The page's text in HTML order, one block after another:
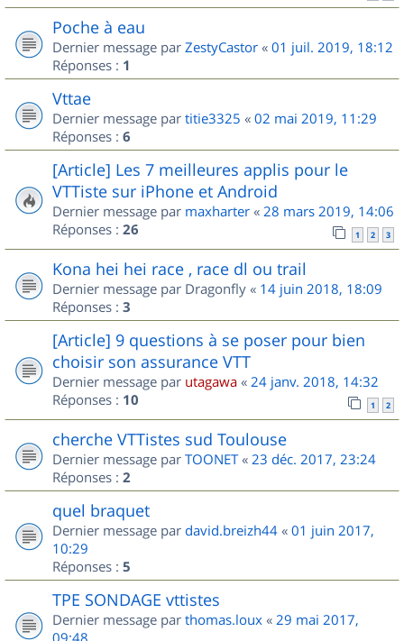
Poche à eau
Dernier message par ZestyCastor « 01 juil. 2019, 18:12
Réponses : 1
Vttae
Dernier message par titie3325 « 02 mai 2019, 11:29
Réponses : 6
[Article] Les 7 meilleures applis pour le
VTTiste sur iPhone et Android
Dernier message par maxharter « 28 mars 2019, 14:06
Réponses : 26 1 2 3
Kona hei hei race , race dl ou trail
Dernier message par Dragonfly « 14 juin 2018, 18:09
Réponses : 3
[Article] 9 questions à se poser pour bien
choisir son assurance VTT
Dernier message par utagawa « 24 janv. 2018, 14:32
Réponses : 10 1 2
cherche VTTistes sud Toulouse
Dernier message par TOONET« 23 déc. 2017, 23:24
Réponses : 2
quel braquet
Dernier message par david.breizh44 « 01 juin 2017,
10:29
Réponses : 5
TPE SONDAGE vttistes
Dernier message par thomas.loux « 29 mai 2017,
09:48